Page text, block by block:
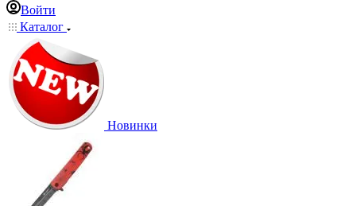
Войти
Каталог
Новинки